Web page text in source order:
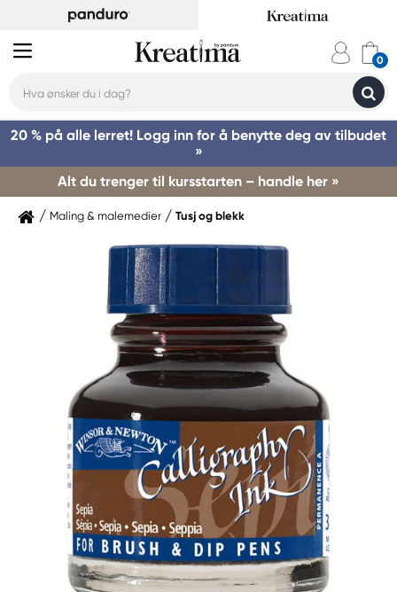
20 % på alle lerret! Logg inn for å benytte deg av tilbudet
»
Alt du trenger til kursstarten – handle her »
Maling & malemedier Tusj og blekk